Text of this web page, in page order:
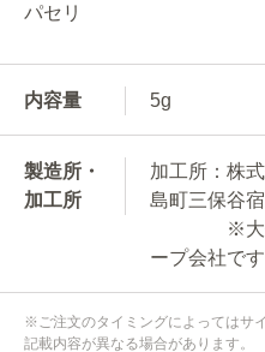
パセリ
内容量 5g
製造所・
加工所
加工所：株
島町三保谷
※大伸は
ープ会社です
※ご注文のタイミングによってはサ
記載内容が異なる場合があります。